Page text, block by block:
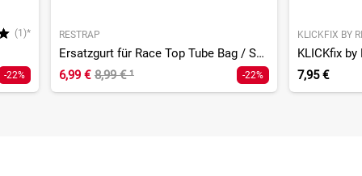
(1)*
-22%
RESTRAP
Ersatzgurt für Race Top Tube Bag / Saddle Bag
6,99 € 8,99 €¹ -22%
KLICKFIX BY
7,95 €